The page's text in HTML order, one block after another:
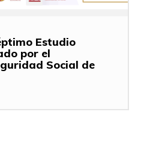
Estudio
por el
Social de